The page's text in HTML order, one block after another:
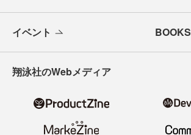
イベント BOOKS
翔泳社のWebメディア